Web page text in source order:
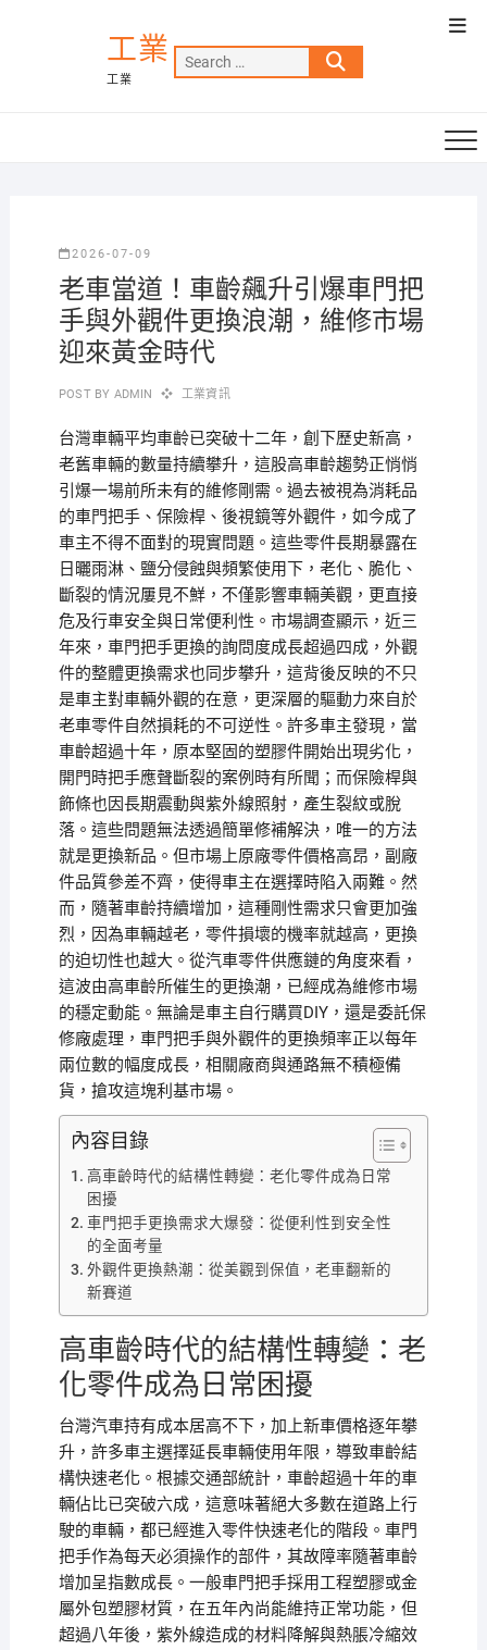
工業
工業
Search
…
2026-07-09
老車當道！車齡飆升引爆車門把
手與外觀件更換浪潮，維修市場
迎來黃金時代
POST BY ADMIN 工業資訊
台灣車輛平均車齡已突破十二年，創下歷史新高，
老舊車輛的數量持續攀升，這股高車齡趨勢正悄悄
引爆一場前所未有的維修剛需。過去被視為消耗品
的車門把手、保險桿、後視鏡等外觀件，如今成了
車主不得不面對的現實問題。這些零件長期暴露在
日曬雨淋、鹽分侵蝕與頻繁使用下，老化、脆化、
斷裂的情況屢見不鮮，不僅影響車輛美觀，更直接
危及行車安全與日常便利性。市場調查顯示，近三
年來，車門把手更換的詢問度成長超過四成，外觀
件的整體更換需求也同步攀升，這背後反映的不只
是車主對車輛外觀的在意，更深層的驅動力來自於
老車零件自然損耗的不可逆性。許多車主發現，當
車齡超過十年，原本堅固的塑膠件開始出現劣化，
開門時把手應聲斷裂的案例時有所聞；而保險桿與
飾條也因長期震動與紫外線照射，產生裂紋或脫
落。這些問題無法透過簡單修補解決，唯一的方法
就是更換新品。但市場上原廠零件價格高昂，副廠
件品質參差不齊，使得車主在選擇時陷入兩難。然
而，隨著車齡持續增加，這種剛性需求只會更加強
烈，因為車輛越老，零件損壞的機率就越高，更換
的迫切性也越大。從汽車零件供應鏈的角度來看，
這波由高車齡所催生的更換潮，已經成為維修市場
的穩定動能。無論是車主自行購買DIY，還是委託保
修廠處理，車門把手與外觀件的更換頻率正以每年
兩位數的幅度成長，相關廠商與通路無不積極備
貨，搶攻這塊利基市場。
內容目錄
高車齡時代的結構性轉變：老化零件成為日常
困擾
車門把手更換需求大爆發：從便利性到安全性
的全面考量
外觀件更換熱潮：從美觀到保值，老車翻新的
新賽道
高車齡時代的結構性轉變：老
化零件成為日常困擾
台灣汽車持有成本居高不下，加上新車價格逐年攀
升，許多車主選擇延長車輛使用年限，導致車齡結
構快速老化。根據交通部統計，車齡超過十年的車
輛佔比已突破六成，這意味著絕大多數在道路上行
駛的車輛，都已經進入零件快速老化的階段。車門
把手作為每天必須操作的部件，其故障率隨著車齡
增加呈指數成長。一般車門把手採用工程塑膠或金
屬外包塑膠材質，在五年內尚能維持正常功能，但
超過八年後，紫外線造成的材料降解與熱脹冷縮效